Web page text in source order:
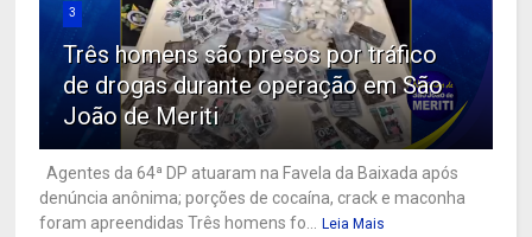
3
Três homens são presos por tráfico
de drogas durante operação em São
João de Meriti
Agentes da 64ª DP atuaram na Favela da Baixada após
denúncia anônima; porções de cocaína, crack e maconha
foram apreendidas Três homens fo... Leia Mais